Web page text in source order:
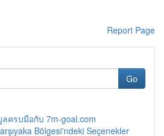
Report Page
Go
ครบมือกับ 7m-goal.com
Bölgesi'ndeki Seçenekler